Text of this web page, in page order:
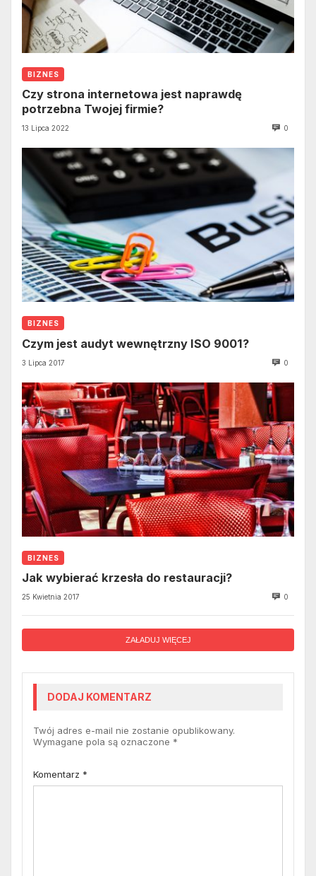
BIZNES
Czy strona internetowa jest naprawdę
potrzebna Twojej firmie?
13 Lipca 2022 0
BIZNES
Czym jest audyt wewnętrzny ISO 9001?
3 Lipca 2017 0
BIZNES
Jak wybierać krzesła do restauracji?
25 Kwietnia 2017 0
ZAŁADUJ WIĘCEJ
DODAJ KOMENTARZ
Twój adres e-mail nie zostanie opublikowany.
Wymagane pola są oznaczone *
Komentarz *